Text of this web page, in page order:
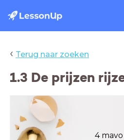
‹ Terug naar zoeken
1.3 De prijzen
4 mavo